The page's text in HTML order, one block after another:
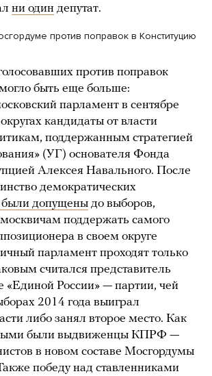
ни один депутат.
против поправок в Конституцию
против поправок
быть еще больше:
парламент в сентябре
кандидаты от власти
поддержанным стратегией
(УГ) основателя Фонда
Алексея Навального. После
демократических
были допущены до выборов,
поддержать самого
в своем округе
парламент проходят только
считался представитель
России» — партии, чей
2014 года выиграл
либо занял второе место. Как
были выдвиженцы КПРФ —
в новом составе Мосгордумы
победу над ставленниками